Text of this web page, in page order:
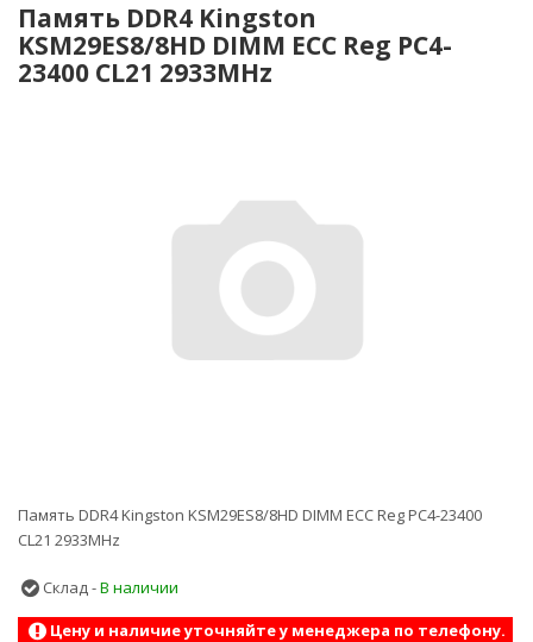
Память DDR4 Kingston
KSM29ES8/8HD DIMM ECC Reg PC4-
23400 CL21 2933MHz
Память DDR4 Kingston KSM29ES8/8HD DIMM ECC Reg PC4-23400
CL21 2933MHz
Склад -В наличии
Цену и наличие уточняйте у менеджера по телефону.